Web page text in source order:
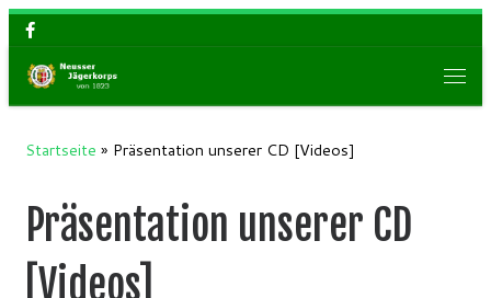
Zum Inhalt springen
Startseite » Präsentation unserer CD [Videos]
Präsentation unserer CD
[Videos]